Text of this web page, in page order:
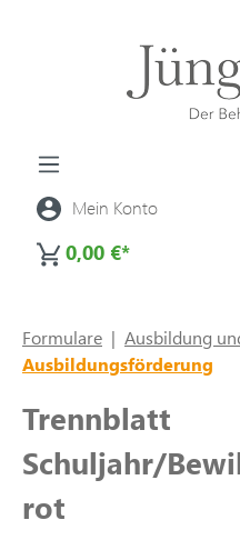
Mein Konto
0,00 €*
Formulare | Ausbildung
Ausbildungsförderung
Trennblatt
Schuljahr/
rot